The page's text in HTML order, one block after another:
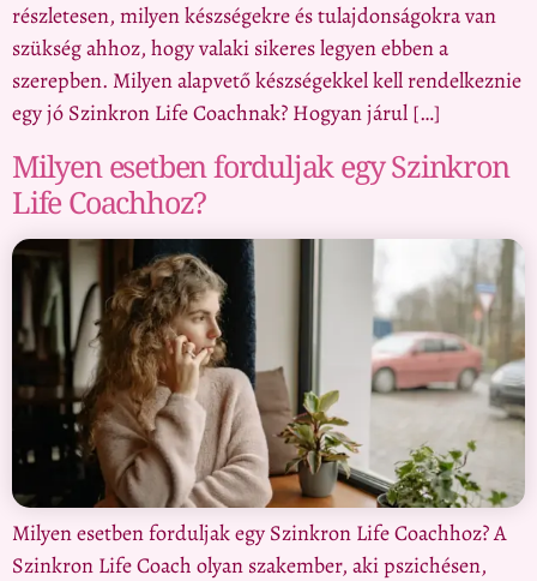
részletesen, milyen készségekre és tulajdonságokra van
szükség ahhoz, hogy valaki sikeres legyen ebben a
szerepben. Milyen alapvető készségekkel kell rendelkeznie
egy jó Szinkron Life Coachnak? Hogyan járul […]
Milyen esetben forduljak egy Szinkron
Life Coachhoz?
Milyen esetben forduljak egy Szinkron Life Coachhoz? A
Szinkron Life Coach olyan szakember, aki pszichésen,